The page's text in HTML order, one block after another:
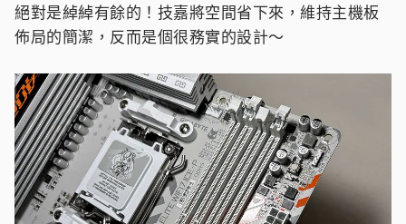
絕對是綽綽有餘的！技嘉將空間省下來，維持主機板
佈局的簡潔，反而是個很務實的設計～